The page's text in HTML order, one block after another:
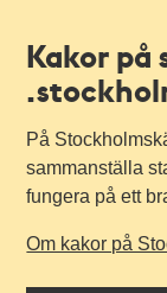
Kakor på
På
sammanställa
fungera på ett
Om kakor på